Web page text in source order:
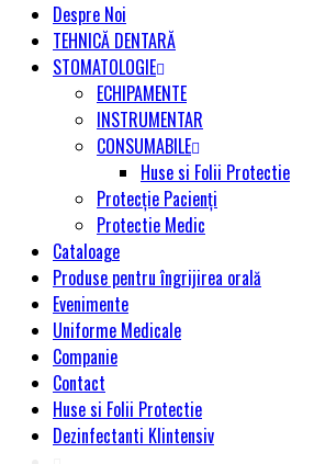
Despre Noi
TEHNICĂ DENTARĂ
STOMATOLOGIE
ECHIPAMENTE
INSTRUMENTAR
CONSUMABILE
Huse si Folii Protectie
Protecție Pacienți
Protectie Medic
Cataloage
Produse pentru îngrijirea orală
Evenimente
Uniforme Medicale
Companie
Contact
Huse si Folii Protectie
Dezinfectanti Klintensiv